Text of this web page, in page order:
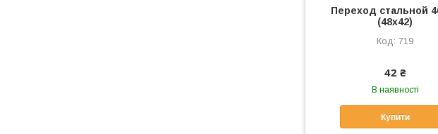
Переход стальной
(48х42)
719
42 ₴
В наявності
Купити